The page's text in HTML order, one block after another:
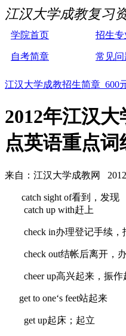
江汉大学成教复习
学院首页 招生专
自考简章 常见问
江汉大学成教招生简章 600
2012年江汉
点英语重点词
来自：江汉大学成教网
catch sight of看到，发现
catch up with赶上
check in办理登记手续，
check out结帐后离开，
cheer up高兴起来，振作
get to one‘s feet站起来
get up起床；起立